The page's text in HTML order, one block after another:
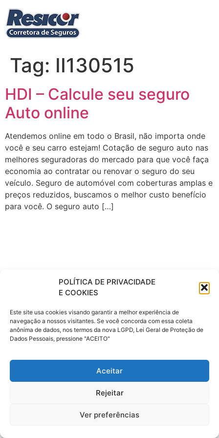
POLÍTICA DE PRIVACIDADE
E COOKIES
Este site usa cookies visando garantir a melhor experiência de
navegação a nossos visitantes. Se você concorda com essa coleta
anônima de dados, nos termos da nova LGPD, Lei Geral de Proteção de
Dados Pessoais, pressione "ACEITO"
Aceitar
Rejeitar
Ver preferências
para
conteúdo
Tag: II130515
HDI – Calcule seu seguro
Auto online
Atendemos online em todo o Brasil, não importa onde
você e seu carro estejam! Cotação de seguro auto nas
melhores seguradoras do mercado para que você faça
economia ao contratar ou renovar o seguro do seu
veículo. Seguro de automóvel com coberturas amplas e
preços reduzidos, buscamos o melhor custo benefício
para você. O seguro auto […]